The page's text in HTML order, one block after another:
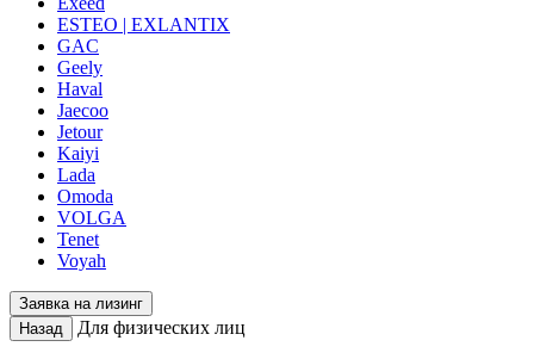
ESTEO | EXLANTIX
GAC
Geely
Haval
Jaecoo
Jetour
Kaiyi
Lada
Omoda
VOLGA
Tenet
Voyah
Заявка на лизинг
Назад
Для физических лиц